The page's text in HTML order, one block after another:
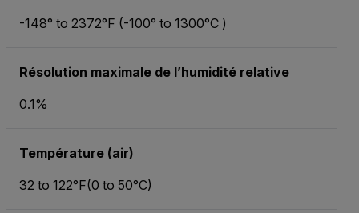
-148° to 2372°F (-100° to 1300°C )
Résolution maximale de l’humidité relative
0.1%
Température (air)
32 to 122°F(0 to 50°C)